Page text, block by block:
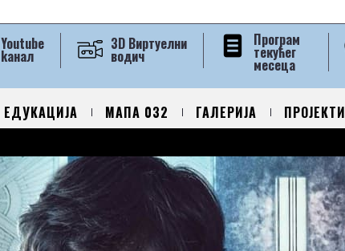
Програм
текућег
месеца
3D Виртуелни
водич
Youtube
kанал
ЕДУКАЦИЈА МАПА 032 ГАЛЕРИЈА ПРОЈЕКТИ